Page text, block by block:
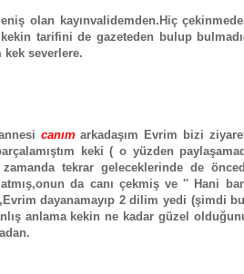
olan kayınvalidemden.Hiç
tarifini de gazeteden bulup
severlere.
canım arkadaşım Evrim bizi
keki ( o yüzden
tekrar geleceklerinde de
da canı çekmiş ve '' Hani
dayanamayıp 2 dilim yedi (şimdi
anlama kekin ne kadar güzel